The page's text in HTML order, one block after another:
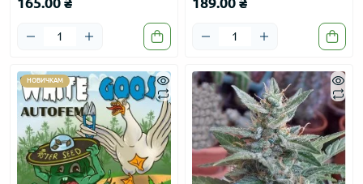
НОВИЧКАМ